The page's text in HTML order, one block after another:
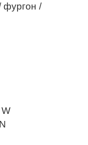
фургон /